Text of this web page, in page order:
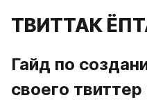
ТВИТТАК
Гайд по
своего твиттер